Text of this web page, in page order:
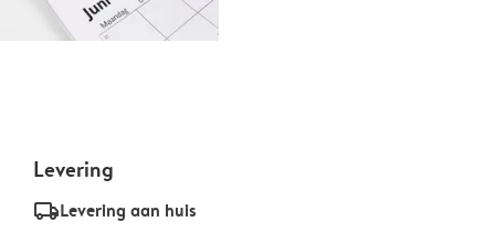
Levering
delivery_standard_v2Levering aan huis